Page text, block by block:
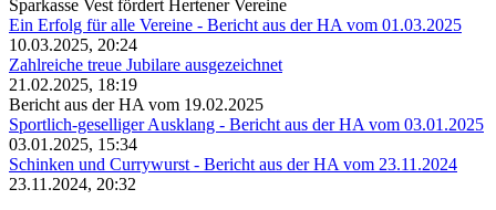
Sparkasse Vest fördert Hertener Vereine
Ein Erfolg für alle Vereine - Bericht aus der HA vom 01.03.2025
10.03.2025, 20:24
Zahlreiche treue Jubilare ausgezeichnet
21.02.2025, 18:19
Bericht aus der HA vom 19.02.2025
Sportlich-geselliger Ausklang - Bericht aus der HA vom 03.01.2025
03.01.2025, 15:34
Schinken und Currywurst - Bericht aus der HA vom 23.11.2024
23.11.2024, 20:32